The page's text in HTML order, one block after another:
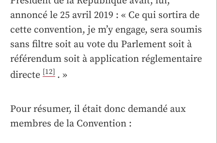
annoncé le 25 avril 2019 : « Ce qui sortira de
cette convention, je m’y engage, sera soumis
sans filtre soit au vote du Parlement soit à
référendum soit à application réglementaire
directe [12] . »
Pour résumer, il était donc demandé aux
membres de la Convention :